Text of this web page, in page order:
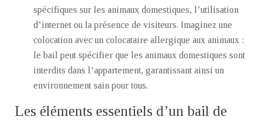
spécifiques sur les animaux domestiques, l’utilisation
d’internet ou la présence de visiteurs. Imaginez une
colocation avec un colocataire allergique aux animaux :
le bail peut spécifier que les animaux domestiques sont
interdits dans l’appartement, garantissant ainsi un
environnement sain pour tous.
Les éléments essentiels d’un bail de